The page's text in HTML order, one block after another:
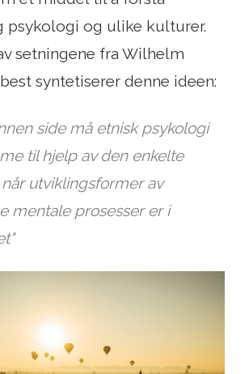
psykologi og ulike kulturer.
setningene fra Wilhelm
syntetiserer denne ideen:
side må etnisk psykologi
til hjelp av den enkelte
utviklingsformer av
mentale prosesser er i